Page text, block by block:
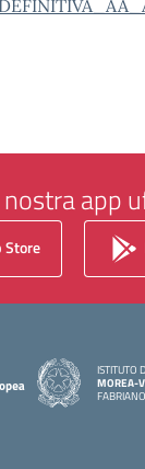
nostra app
Store
ISTITUTO
MOREA-
FABRIANO